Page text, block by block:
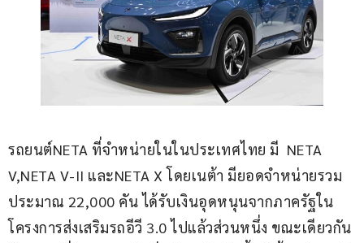
รถยนต์NETA ที่จำหน่ายในในประเทศไทย มี  NETA
V,NETA V-II และNETA X โดยเนต้า มียอดจำหน่ายรวม
ประมาณ 22,000 คัน ได้รับเงินอุดหนุนจากภาครัฐใน
โครงการส่งเสริมรถอีวี 3.0 ไปแล้วส่วนหนึ่ง ขณะเดียวกัน